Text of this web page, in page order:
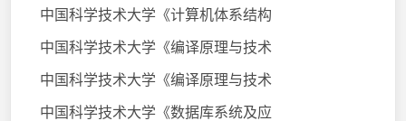
中国科学技术大学《计算机体系结构
中国科学技术大学《编译原理与技术
中国科学技术大学《编译原理与技术
中国科学技术大学《数据库系统及应